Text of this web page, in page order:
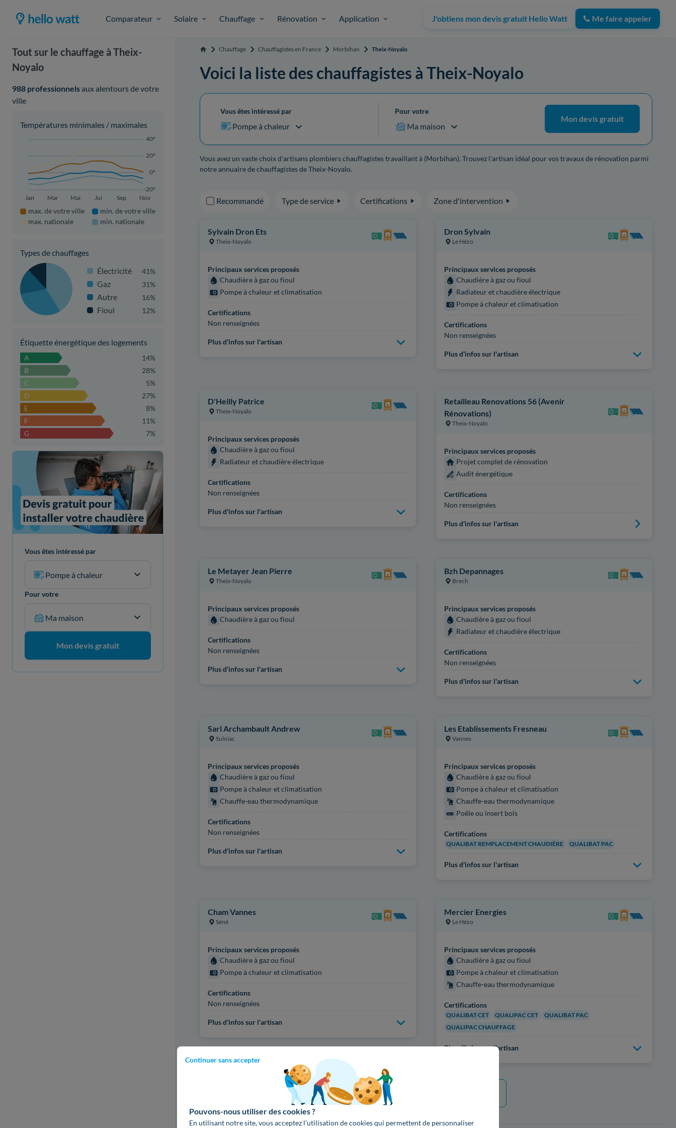
Comparateur Solaire Chauffage Rénovation Application J'obtiens mon devis gratuit Hello Watt Me faire appeler
Continuer sans accepter
Pouvons-nous utiliser des cookies ?
En utilisant notre site, vous acceptez l’utilisation de cookies qui permettent de personnaliser
Tout sur le chauffage à Theix-
Noyalo
988 professionnelsaux alentours de votre
ville
Températures minimales / maximales
-20°
0°
20°
40°
Jan Mar Mai Jui Sep Nov
max. de votre ville
max. nationale
min. de votre ville
min. nationale
Types de chauffages
Électricité
41%
Gaz 31%
Autre 16%
Fioul 12%
Étiquette énergétique des logements
A
14%
B
28%
C
5%
D
27%
E
8%
F
11%
G
7%
Vous êtes intéressé par
Pompe à chaleur
Pour votre
Ma maison
Mon devis gratuit
Accueil Chauffage Chauffagistes en France Morbihan Theix-Noyalo
Voici la liste des chauffagistes à Theix-Noyalo
Vous êtes intéressé par
Pompe à chaleur
Pour votre
Ma maison
Mon devis gratuit
Vous avez un vaste choix d'artisans plombiers chauffagistes travaillant à (Morbihan). Trouvez l'artisan idéal pour vos travaux de rénovation parmi
notre annuaire de chauffagistes de Theix-Noyalo.
Recommandé Type de service Certifications Zone d'intervention
Sylvain Dron Ets
Theix-Noyalo
Principaux services proposés
Chaudière à gaz ou fioul
Pompe à chaleur et climatisation
Certifications
Non renseignées
Plus d'infos sur l'artisan
Dron Sylvain
Le Hézo
Principaux services proposés
Chaudière à gaz ou fioul
Radiateur et chaudière électrique
Pompe à chaleur et climatisation
Certifications
Non renseignées
Plus d'infos sur l'artisan
D'Heilly Patrice
Theix-Noyalo
Principaux services proposés
Chaudière à gaz ou fioul
Radiateur et chaudière électrique
Certifications
Non renseignées
Plus d'infos sur l'artisan
Retailleau Renovations 56 (Avenir
Rénovations)
Theix-Noyalo
Principaux services proposés
Projet complet de rénovation
Audit énergétique
Certifications
Non renseignées
Plus d'infos sur l'artisan
Le Metayer Jean Pierre
Theix-Noyalo
Principaux services proposés
Chaudière à gaz ou fioul
Certifications
Non renseignées
Plus d'infos sur l'artisan
Bzh Depannages
Brech
Principaux services proposés
Chaudière à gaz ou fioul
Radiateur et chaudière électrique
Certifications
Non renseignées
Plus d'infos sur l'artisan
Sarl Archambault Andrew
Sulniac
Principaux services proposés
Chaudière à gaz ou fioul
Pompe à chaleur et climatisation
Chauffe-eau thermodynamique
Certifications
Non renseignées
Plus d'infos sur l'artisan
Les Etablissements Fresneau
Vannes
Principaux services proposés
Chaudière à gaz ou fioul
Pompe à chaleur et climatisation
Chauffe-eau thermodynamique
Poêle ou insert bois
Certifications
QUALIBAT REMPLACEMENT CHAUDIÈRE QUALIBAT PAC
Plus d'infos sur l'artisan
Cham Vannes
Séné
Principaux services proposés
Chaudière à gaz ou fioul
Pompe à chaleur et climatisation
Certifications
Non renseignées
Plus d'infos sur l'artisan
Mercier Energies
Le Hézo
Principaux services proposés
Chaudière à gaz ou fioul
Pompe à chaleur et climatisation
Chauffe-eau thermodynamique
Certifications
QUALIBAT CET QUALIPAC CET
QUALIBAT PAC
QUALIPAC CHAUFFAGE
Plus d'infos sur l'artisan
Voir